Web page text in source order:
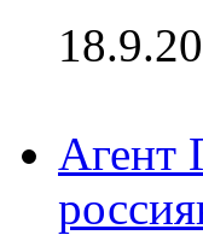
Агент